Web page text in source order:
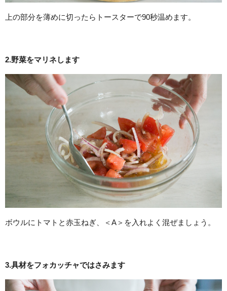
上の部分を薄めに切ったらトースターで90秒温めます。
2.野菜をマリネします
ボウルにトマトと赤玉ねぎ、＜A＞を入れよく混ぜましょう。
3.具材をフォカッチャではさみます